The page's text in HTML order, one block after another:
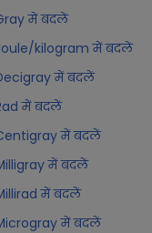
में बदलें
kilogram में बदलें
में बदलें
में बदलें
में बदलें
में बदलें
में बदलें
में बदलें